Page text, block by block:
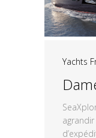
Yachts